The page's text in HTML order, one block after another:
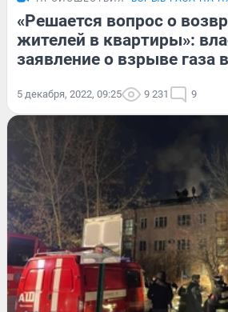
«Решается вопрос о
жителей в квартиры»:
заявление о взрыве газа
5 декабря, 2022, 09:25 9 231 9